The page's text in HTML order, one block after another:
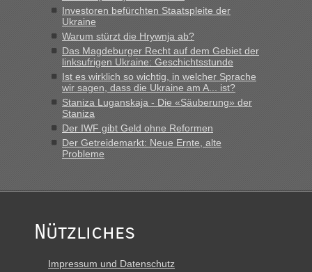
schnellsten?
„Derzeit, ist es überall sehr voll an den Grenzen Ukraine/
Polen. Zb. Krakovets 100 PKW ca. 10 h Wartezeit. Wollen
Montag rüber, versuchen es sehr früh.“
Investoren befürchten Staatspleite der
Ukraine
Warum stürzt die Hrywnja ab?
Das Magdeburger Recht auf dem Gebiet der
linksufrigen Ukraine: Geschichtsstunde
Ist es wirklich so wichtig, in welcher Sprache
wir sagen, dass die Ukraine am A... ist?
Staniza Luganskaja - Die «Säuberung» der
Staniza
Der IWF gibt Geld ohne Reformen
Der Getreidemarkt: Neue Ernte, alte
Probleme
Nützliches
Impressum und Datenschutz